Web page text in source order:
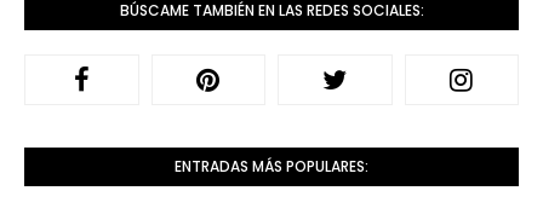
BÚSCAME TAMBIÉN EN LAS REDES SOCIALES:
ENTRADAS MÁS POPULARES: